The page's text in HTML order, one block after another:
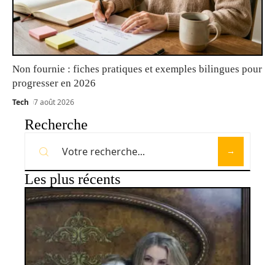
Non fournie : fiches pratiques et exemples bilingues pour
progresser en 2026
Tech 7 août 2026
Recherche
Les plus récents